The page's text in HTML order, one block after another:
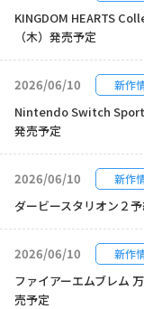
KINGDOM HEARTS
（木）発売予定
2026/06/10 新作
Nintendo Switch
発売予定
2026/06/10 新作
ダービースタリオン２
2026/06/10 新作
ファイアーエムブレム
売予定